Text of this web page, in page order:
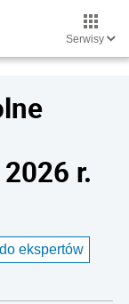
Serwisy
r.
ekspertów